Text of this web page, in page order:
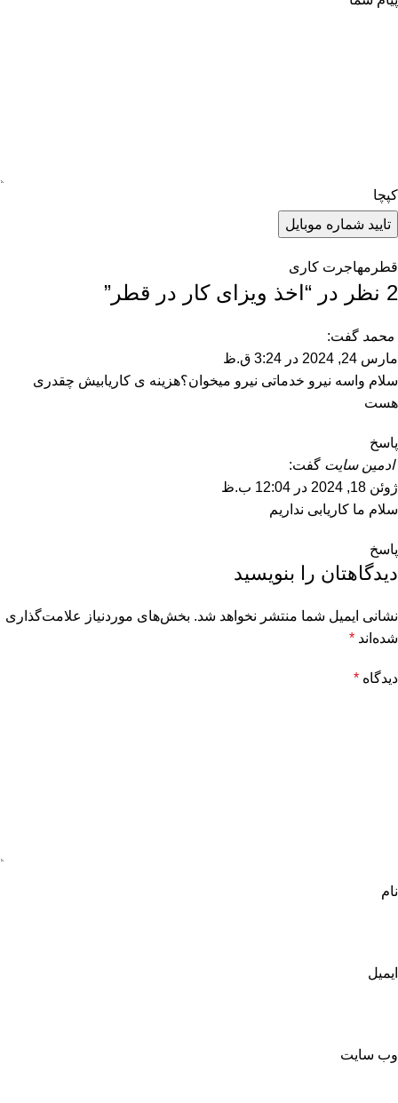
کپچا
قطر مهاجرت کاری
2 نظر در “ اخذ ویزای کار در قطر ”
محمد گفت:
مارس 24, 2024 در 3:24 ق.ظ
سلام واسه نیرو خدماتی نیرو میخوان؟هزینه ی کاریابیش چقدری
هست
پاسخ
ادمین سایت گفت:
ژوئن 18, 2024 در 12:04 ب.ظ
سلام ما کاریابی نداریم
پاسخ
دیدگاهتان را بنویسید
نشانی ایمیل شما منتشر نخواهد شد. بخش‌های موردنیاز علامت‌گذاری
شده‌اند *
دیدگاه *
نام
ایمیل
وب‌ سایت